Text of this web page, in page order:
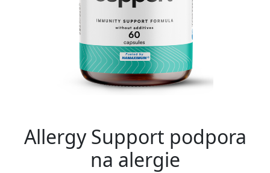
Allergy Support podpora
na alergie